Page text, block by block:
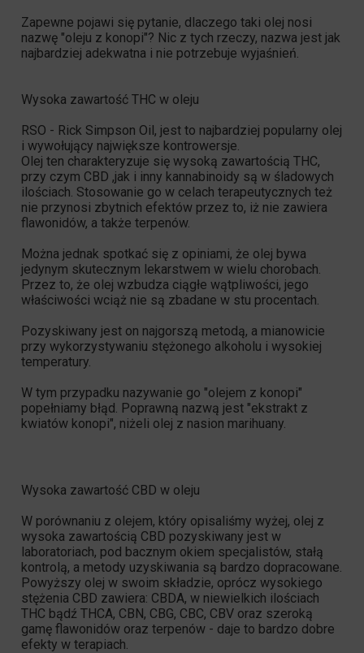
Zapewne pojawi się pytanie, dlaczego taki olej nosi
nazwę "oleju z konopi"? Nic z tych rzeczy, nazwa jest jak
najbardziej adekwatna i nie potrzebuje wyjaśnień.
Wysoka zawartość THC w oleju
RSO - Rick Simpson Oil, jest to najbardziej popularny olej
i wywołujący największe kontrowersje.
Olej ten charakteryzuje się wysoką zawartością THC,
przy czym CBD ,jak i inny kannabinoidy są w śladowych
ilościach. Stosowanie go w celach terapeutycznych też
nie przynosi zbytnich efektów przez to, iż nie zawiera
flawonidów, a także terpenów.
Można jednak spotkać się z opiniami, że olej bywa
jedynym skutecznym lekarstwem w wielu chorobach.
Przez to, że olej wzbudza ciągłe wątpliwości, jego
właściwości wciąż nie są zbadane w stu procentach.
Pozyskiwany jest on najgorszą metodą, a mianowicie
przy wykorzystywaniu stężonego alkoholu i wysokiej
temperatury.
W tym przypadku nazywanie go "olejem z konopi"
popełniamy błąd. Poprawną nazwą jest "ekstrakt z
kwiatów konopi", niżeli olej z nasion marihuany.
Wysoka zawartość CBD w oleju
W porównaniu z olejem, który opisaliśmy wyżej, olej z
wysoka zawartością CBD pozyskiwany jest w
laboratoriach, pod bacznym okiem specjalistów, stałą
kontrolą, a metody uzyskiwania są bardzo dopracowane.
Powyższy olej w swoim składzie, oprócz wysokiego
stężenia CBD zawiera: CBDA, w niewielkich ilościach
THC bądź THCA, CBN, CBG, CBC, CBV oraz szeroką
gamę flawonidów oraz terpenów - daje to bardzo dobre
efekty w terapiach.